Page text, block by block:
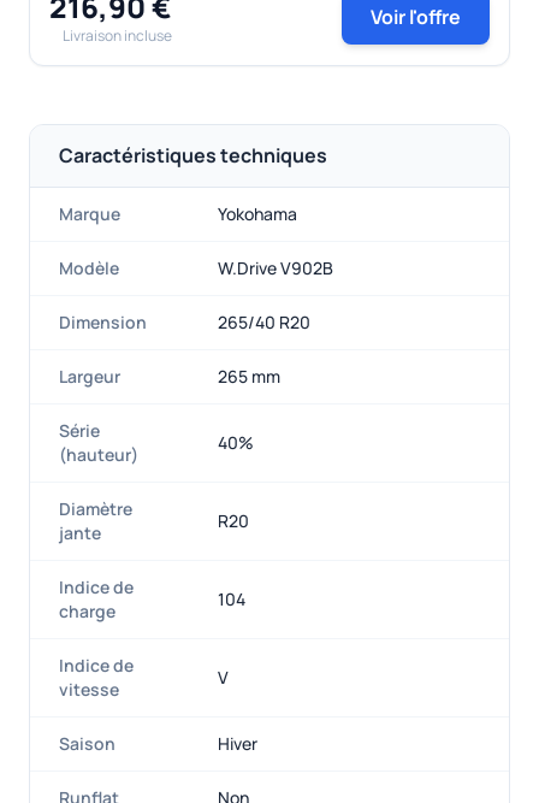
Livraison incluse
Voir l'offre
Caractéristiques techniques
Marque Yokohama
Modèle W.Drive V902B
Dimension 265/40 R20
Largeur 265 mm
Série
(hauteur)
40%
Diamètre
jante
R20
Indice de
charge
104
Indice de
vitesse
V
Saison Hiver
Runflat Non